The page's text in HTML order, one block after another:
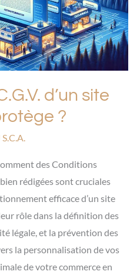
d’un site
?
S.C.A.
des Conditions
rédigées sont cruciales
efficace d’un site
rôle dans la définition des
légale, et la prévention des
la personnalisation de vos
de votre commerce en